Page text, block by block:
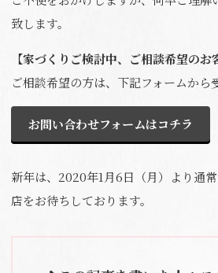
致します。
【家づくりご検討中、ご相談希望のお
ご相談希望の方は、下記フォームから
お問い合わせフォームはコチラ
新年は、2020年1月6日（月）より通
店をお待ちしております。